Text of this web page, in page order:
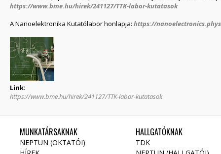
https://www.bme.hu/hirek/241127/TTK-labor-kutatasok
A Nanoelektronika Kutatólabor honlapja: https://
Link:
https://www.bme.hu/hirek/241127/TTK-labor-kutatasok
MUNKATÁRSAKNAK
NEPTUN (OKTATÓI)
HALLGATÓKNAK
TDK